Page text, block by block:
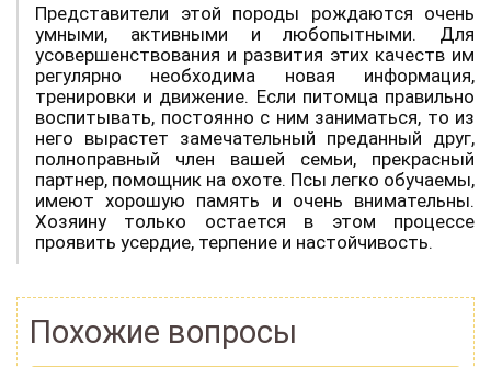
Представители этой породы рождаются очень
умными, активными и любопытными. Для
усовершенствования и развития этих качеств им
регулярно необходима новая информация,
тренировки и движение. Если питомца правильно
воспитывать, постоянно с ним заниматься, то из
него вырастет замечательный преданный друг,
полноправный член вашей семьи, прекрасный
партнер, помощник на охоте. Псы легко обучаемы,
имеют хорошую память и очень внимательны.
Хозяину только остается в этом процессе
проявить усердие, терпение и настойчивость.
Похожие вопросы